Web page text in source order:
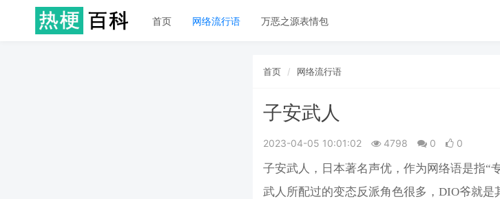
首页 网络流行语 万恶之源表情包
首页 网络流行语
子安武人
2023-04-05 10:01:02 4798 0 0
子安武人，日本著名声优，作为网络语是指“
武人所配过的变态反派角色很多，DIO爷就